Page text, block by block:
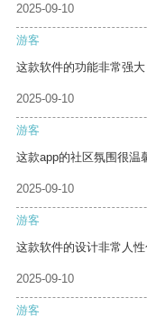
2025-09-10
游客
这款软件的功能非常强大
2025-09-10
游客
这款app的社区氛围很温
2025-09-10
游客
这款软件的设计非常人性
2025-09-10
游客